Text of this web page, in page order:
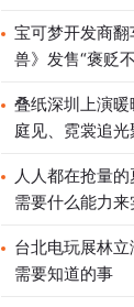
宝可梦开发商
兽》发售“褒贬
叠纸深圳上演
庭见、霓裳追光
人人都在抢量
需要什么能力来
台北电玩展林
需要知道的事